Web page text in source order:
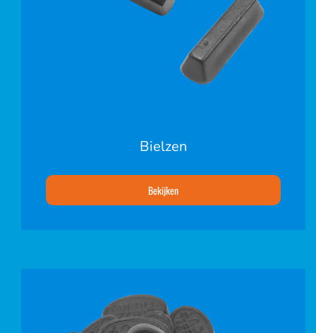
Bielzen
Bekijken